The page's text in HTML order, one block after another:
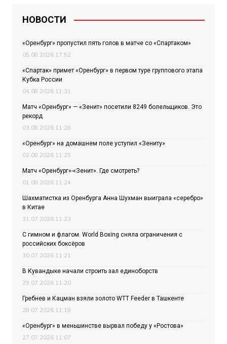
НОВОСТИ
«Оренбург» пропустил пять голов в матче со «Спартаком»
05.08.2026 17:52
«Спартак» примет «Оренбург» в первом туре группового этапа
Кубка России
04.08.2026 11:31
Матч «Оренбург» — «Зенит» посетили 8249 болельщиков. Это
рекорд
03.08.2026 11:28
«Оренбург» на домашнем поле уступил «Зениту»
02.08.2026 11:25
Матч «Оренбург»-«Зенит». Где смотреть?
01.08.2026 11:24
Шахматистка из Оренбурга Анна Шухман выиграла «серебро»
в Китае
31.07.2026 11:23
С гимном и флагом. World Boxing сняла ограничения с
российских боксёров
30.07.2026 11:21
В Кувандыке начали строить зал единоборств
29.07.2026 11:20
Гребнев и Кацман взяли золото WTT Feeder в Ташкенте
28.07.2026 11:19
«Оренбург» в меньшинстве вырвал победу у «Ростова»
27.07.2026 11:07